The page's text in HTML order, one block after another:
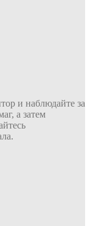
и наблюдайте за
а затем